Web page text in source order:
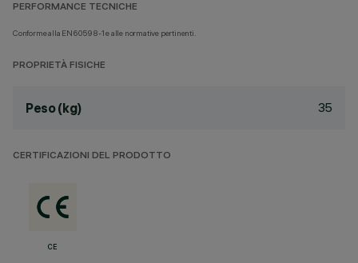
PERFORMANCE TECNICHE
Conforme alla EN60598-1 e alle normative pertinenti.
PROPRIETÀ FISICHE
Peso (kg) 35
CERTIFICAZIONI DEL PRODOTTO
CE